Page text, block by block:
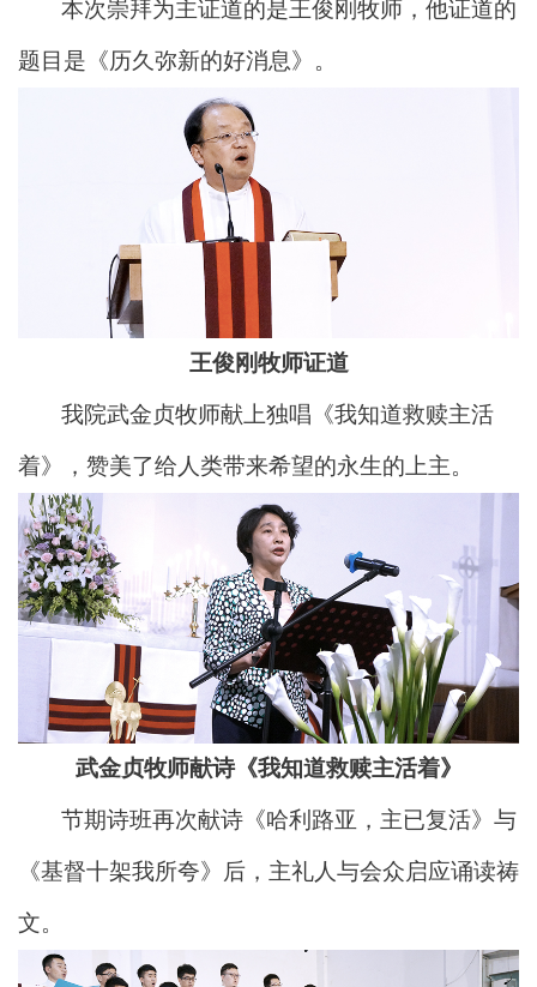
本次崇拜为主证道的是王俊刚牧师，他证道的
题目是《历久弥新的好消息》。
王俊刚牧师证道
我院武金贞牧师献上独唱《我知道救赎主活
着》，赞美了给人类带来希望的永生的上主。
武金贞牧师献诗《我知道救赎主活着》
节期诗班再次献诗《哈利路亚，主已复活》与
《基督十架我所夸》后，主礼人与会众启应诵读祷
文。